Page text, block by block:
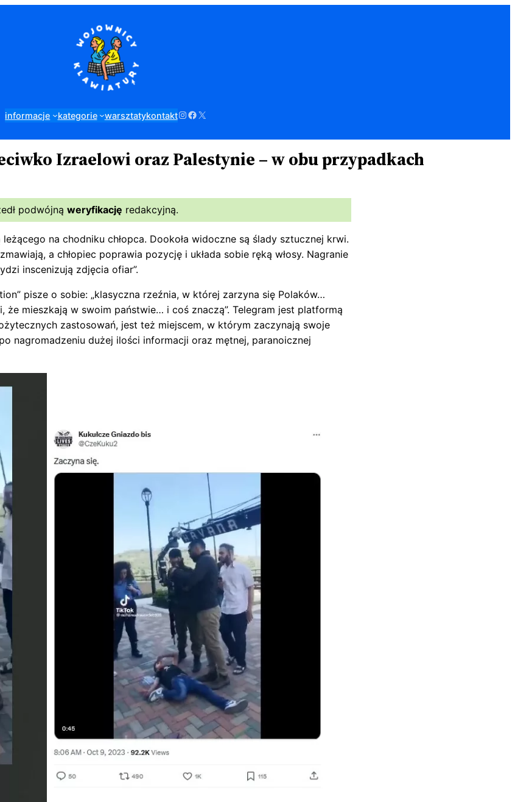
informacje kategorie warsztatykontaktInstagram
Facebook
X
Izraelowi oraz Palestynie – w obu przypadkach
podwójną weryfikację redakcyjną.
na chodniku chłopca. Dookoła widoczne są ślady sztucznej krwi.
a chłopiec poprawia pozycję i układa sobie ręką włosy. Nagranie
inscenizują zdjęcia ofiar”.
pisze o sobie: „klasyczna rzeźnia, w której zarzyna się Polaków…
mieszkają w swoim państwie… i coś znaczą”. Telegram jest platformą
zastosowań, jest też miejscem, w którym zaczynają swoje
nagromadzeniu dużej ilości informacji oraz mętnej, paranoicznej